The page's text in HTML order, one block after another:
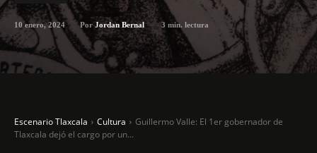
10 enero, 2024 Por Jordan Bernal 3 min. lectura
Escenario Tlaxcala Cultura
Guillermo Valle: El 1er gobernador de
Tlaxcala dejó el cargo por un...